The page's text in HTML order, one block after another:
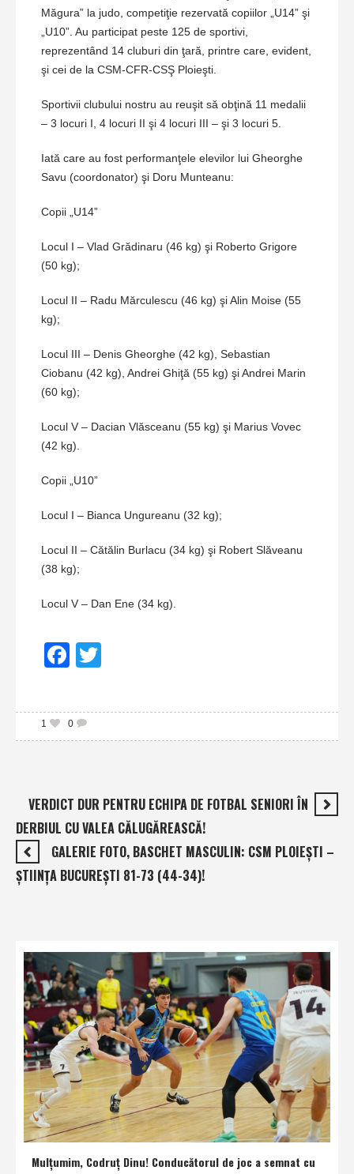
Măgura” la judo, competiţie rezervată copiilor „U14” şi
„U10”. Au participat peste 125 de sportivi,
reprezentând 14 cluburi din ţară, printre care, evident,
şi cei de la CSM-CFR-CSŞ Ploieşti.
Sportivii clubului nostru au reuşit să obţină 11 medalii
– 3 locuri I, 4 locuri II şi 4 locuri III – şi 3 locuri 5.
Iată care au fost performanţele elevilor lui Gheorghe
Savu (coordonator) şi Doru Munteanu:
Copii „U14”
Locul I – Vlad Grădinaru (46 kg) şi Roberto Grigore
(50 kg);
Locul II – Radu Mărculescu (46 kg) şi Alin Moise (55
kg);
Locul III – Denis Gheorghe (42 kg), Sebastian
Ciobanu (42 kg), Andrei Ghiţă (55 kg) şi Andrei Marin
(60 kg);
Locul V – Dacian Vlăsceanu (55 kg) şi Marius Vovec
(42 kg).
Copii „U10”
Locul I – Bianca Ungureanu (32 kg);
Locul II – Cătălin Burlacu (34 kg) şi Robert Slăveanu
(38 kg);
Locul V – Dan Ene (34 kg).
Facebook
0
1
VERDICT DUR PENTRU ECHIPA DE FOTBAL SENIORI ÎN
DERBIUL CU VALEA CĂLUGĂREASCĂ!
GALERIE FOTO, BASCHET MASCULIN: CSM PLOIEŞTI –
ŞTIINŢA BUCUREŞTI 81-73 (44-34)!
Mulţumim, Codruţ Dinu! Conducătorul de joc a semnat cu